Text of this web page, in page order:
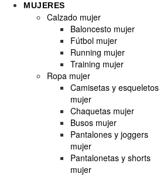
MUJERES
Calzado mujer
Baloncesto mujer
Fútbol mujer
Running mujer
Training mujer
Ropa mujer
Camisetas y esqueletos
mujer
Chaquetas mujer
Busos mujer
Pantalones y joggers
mujer
Pantalonetas y shorts
mujer